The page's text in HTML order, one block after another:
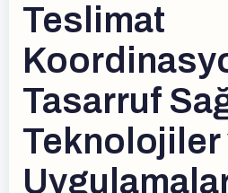
Teslimat
Tasarruf
Teknolojiler